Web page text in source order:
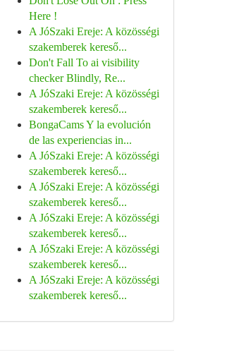
Here !
A JóSzaki Ereje: A közösségi
szakemberek kereső...
Don't Fall To ai visibility
checker Blindly, Re...
A JóSzaki Ereje: A közösségi
szakemberek kereső...
BongaCams Y la evolución
de las experiencias in...
A JóSzaki Ereje: A közösségi
szakemberek kereső...
A JóSzaki Ereje: A közösségi
szakemberek kereső...
A JóSzaki Ereje: A közösségi
szakemberek kereső...
A JóSzaki Ereje: A közösségi
szakemberek kereső...
A JóSzaki Ereje: A közösségi
szakemberek kereső...